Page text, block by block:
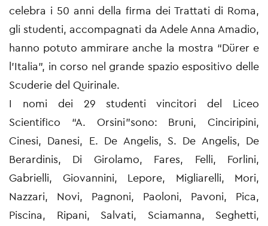
celebra i 50 anni della firma dei Trattati di Roma,
gli studenti, accompagnati da Adele Anna Amadio,
hanno potuto ammirare anche la mostra “Dürer e
l’Italia”, in corso nel grande spazio espositivo delle
Scuderie del Quirinale.
I nomi dei 29 studenti vincitori del Liceo
Scientifico “A. Orsini”sono: Bruni, Cinciripini,
Cinesi, Danesi, E. De Angelis, S. De Angelis, De
Berardinis, Di Girolamo, Fares, Felli, Forlini,
Gabrielli, Giovannini, Lepore, Migliarelli, Mori,
Nazzari, Novi, Pagnoni, Paoloni, Pavoni, Pica,
Piscina, Ripani, Salvati, Sciamanna, Seghetti,